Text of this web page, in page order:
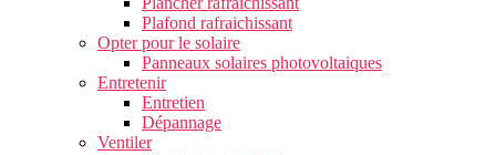
Plafond rafraichissant
Opter pour le solaire
Panneaux solaires photovoltaiques
Entretenir
Entretien
Dépannage
Ventiler